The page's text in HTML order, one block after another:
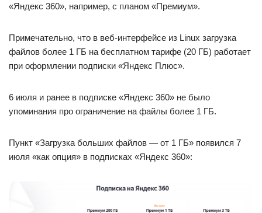
«Яндекс 360», например, с планом «Премиум».
Примечательно, что в веб-интерфейсе из Linux загрузка
файлов более 1 ГБ на бесплатном тарифе (20 ГБ) работает
при оформлении подписки «Яндекс Плюс».
6 июля и ранее в подписке «Яндекс 360» не было
упоминания про ограничение на файлы более 1 ГБ.
Пункт «Загрузка больших файлов — от 1 ГБ» появился 7
июля «как опция» в подписках «Яндекс 360»: